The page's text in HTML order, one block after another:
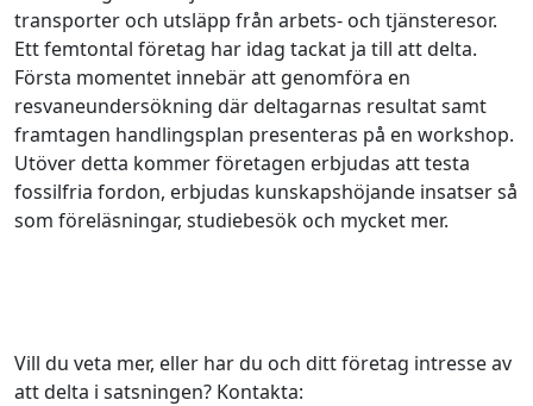
transporter och utsläpp från arbets- och tjänsteresor.
Ett femtontal företag har idag tackat ja till att delta.
Första momentet innebär att genomföra en
resvaneundersökning där deltagarnas resultat samt
framtagen handlingsplan presenteras på en workshop.
Utöver detta kommer företagen erbjudas att testa
fossilfria fordon, erbjudas kunskapshöjande insatser så
som föreläsningar, studiebesök och mycket mer.
Vill du veta mer, eller har du och ditt företag intresse av
att delta i satsningen? Kontakta: